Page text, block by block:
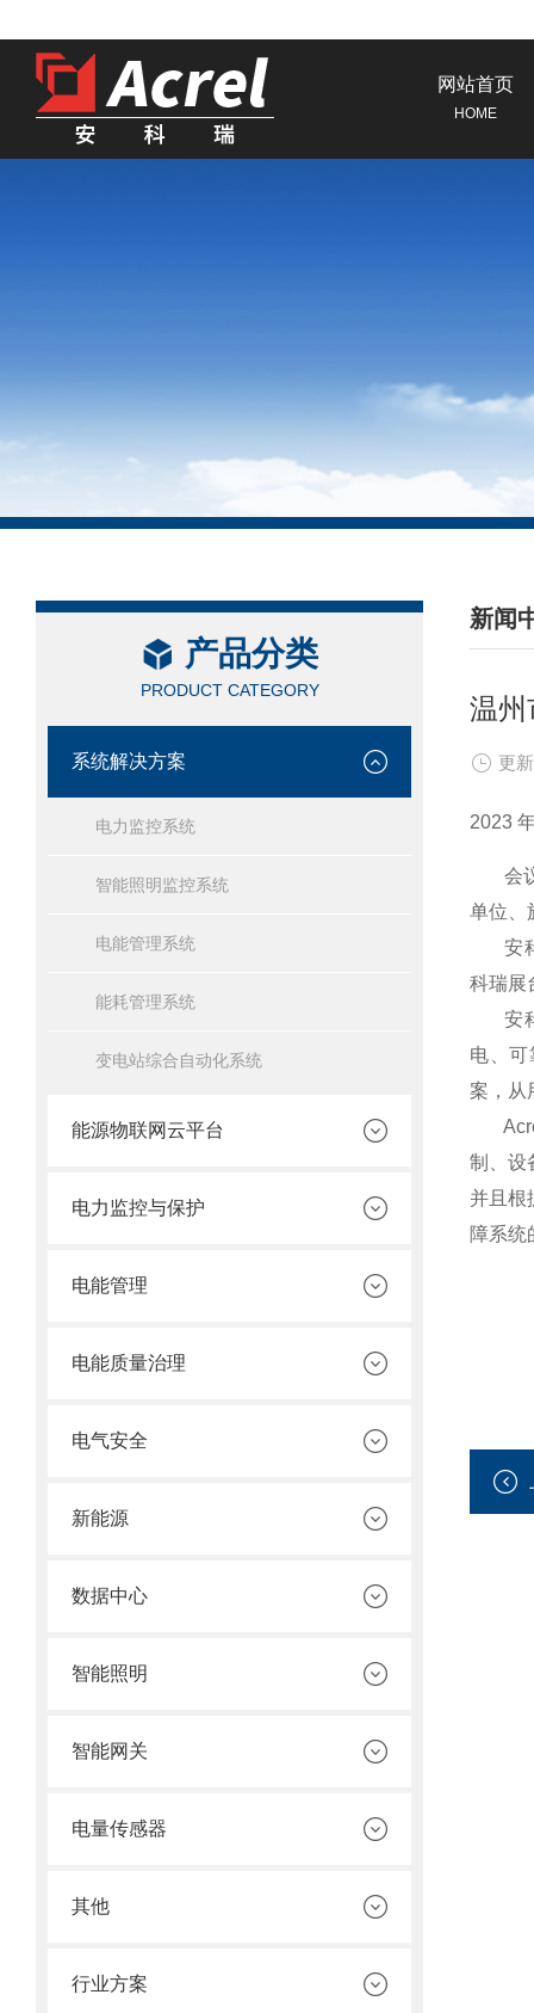
网站首页
HOME
产品分类
PRODUCT CATEGORY
系统解决方案
电力监控系统
智能照明监控系统
电能管理系统
能耗管理系统
变电站综合自动化系统
能源物联网云平台
电力监控与保护
电能管理
电能质量治理
电气安全
新能源
数据中心
智能照明
智能网关
电量传感器
其他
行业方案
新闻
/
温州
更
2023
会议
单位、
安科
科瑞展
安科
电、
案，从
制、设
并且根
障系统